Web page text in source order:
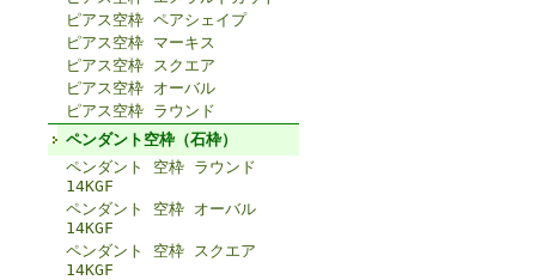
ピアス空枠 ペアシェイプ
ピアス空枠 マーキス
ピアス空枠 スクエア
ピアス空枠 オーバル
ピアス空枠 ラウンド
ペンダント空枠（石枠）
ペンダント 空枠 ラウンド
14KGF
ペンダント 空枠 オーバル
14KGF
ペンダント 空枠 スクエア
14KGF